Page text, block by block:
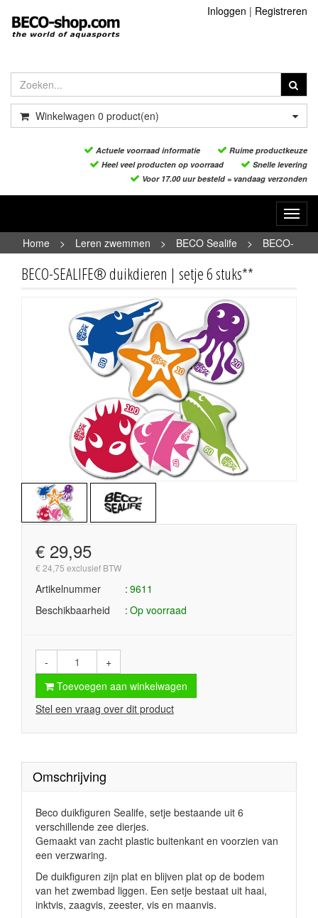
Inloggen | Registreren
Winkelwagen 0 product(en)
Actuele voorraad informatie
Ruime productkeuze
Heel veel producten op voorraad
Snelle levering
Voor 17.00 uur besteld = vandaag verzonden
Home
> Leren zwemmen > BECO Sealife >
BECO-
SEALIFE® duikdieren | setje 6 stuks**
BECO-SEALIFE® duikdieren | setje 6 stuks**
€ 29,95
€ 24,75 exclusief BTW
Artikelnummer
9611
Beschikbaarheid
Op voorraad
-
+
Toevoegen aan winkelwagen
Stel een vraag over dit product
Omschrijving
Beco duikfiguren Sealife, setje bestaande uit 6
verschillende zee dierjes.
Gemaakt van zacht plastic buitenkant en voorzien van
een verzwaring.
De duikfiguren zijn plat en blijven plat op de bodem
van het zwembad liggen. Een setje bestaat uit haai,
inktvis, zaagvis, zeester, vis en maanvis.